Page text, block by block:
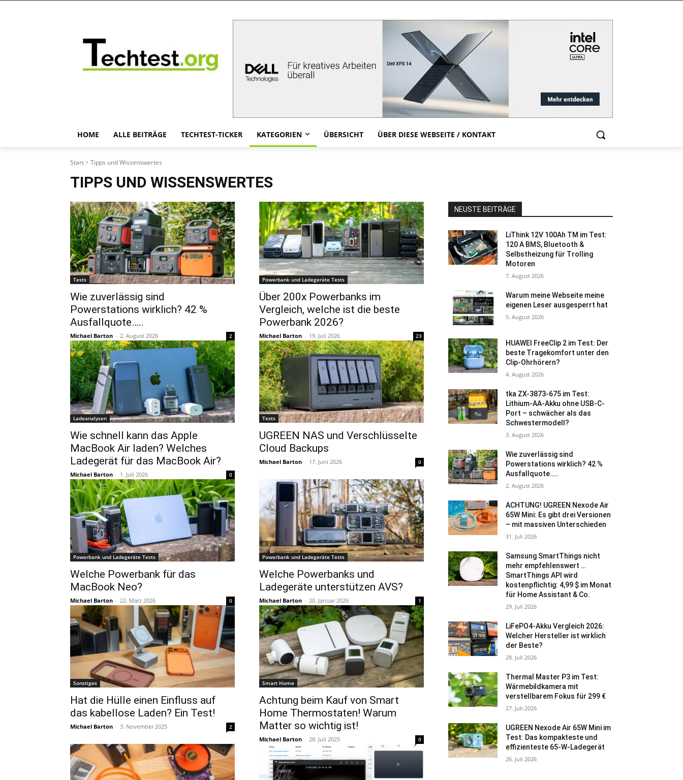
HOME ALLE BEITRÄGE TECHTEST-TICKER KATEGORIEN ÜBERSICHT ÜBER DIESE WEBSEITE / KONTAKT
Start Tipps und Wissenswertes
TIPPS UND WISSENSWERTES
Tests
Wie zuverlässig sind
Powerstations wirklich? 42 %
Ausfallquote…..
Michael Barton - 2. August 2026 2
Powerbank und Ladegeräte Tests
Über 200x Powerbanks im
Vergleich, welche ist die beste
Powerbank 2026?
Michael Barton - 19. Juli 2026 23
Ladeanalysen
Wie schnell kann das Apple
MacBook Air laden? Welches
Ladegerät für das MacBook Air?
Michael Barton - 1. Juli 2026 0
Tests
UGREEN NAS und Verschlüsselte
Cloud Backups
Michael Barton - 17. Juni 2026 0
Powerbank und Ladegeräte Tests
Welche Powerbank für das
MacBook Neo?
Michael Barton - 22. März 2026 0
Powerbank und Ladegeräte Tests
Welche Powerbanks und
Ladegeräte unterstützen AVS?
Michael Barton - 20. Januar 2026 1
Sonstiges
Hat die Hülle einen Einfluss auf
das kabellose Laden? Ein Test!
Michael Barton - 3. November 2025 2
Smart Home
Achtung beim Kauf von Smart
Home Thermostaten! Warum
Matter so wichtig ist!
Michael Barton - 28. Juli 2025 0
NEUSTE BEITRÄGE
LiThink 12V 100Ah TM im Test:
120 A BMS, Bluetooth &
Selbstheizung für Trolling
Motoren
7. August 2026
Warum meine Webseite meine
eigenen Leser ausgesperrt hat
5. August 2026
HUAWEI FreeClip 2 im Test: Der
beste Tragekomfort unter den
Clip-Ohrhörern?
4. August 2026
tka ZX-3873-675 im Test:
Lithium-AA-Akku ohne USB-C-
Port – schwächer als das
Schwestermodell?
3. August 2026
Wie zuverlässig sind
Powerstations wirklich? 42 %
Ausfallquote…..
2. August 2026
ACHTUNG! UGREEN Nexode Air
65W Mini: Es gibt drei Versionen
– mit massiven Unterschieden
31. Juli 2026
Samsung SmartThings nicht
mehr empfehlenswert …
SmartThings API wird
kostenpflichtig: 4,99 $ im Monat
für Home Assistant & Co.
29. Juli 2026
LiFePO4-Akku Vergleich 2026:
Welcher Hersteller ist wirklich
der Beste?
28. Juli 2026
Thermal Master P3 im Test:
Wärmebildkamera mit
verstellbarem Fokus für 299 €
27. Juli 2026
UGREEN Nexode Air 65W Mini im
Test: Das kompakteste und
effizienteste 65-W-Ladegerät
26. Juli 2026